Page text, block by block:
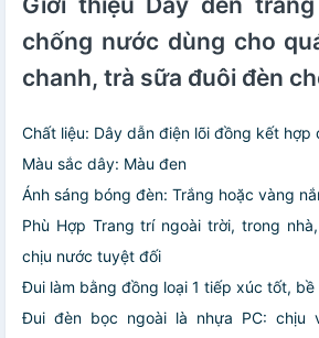
chống nước dùng cho
chanh, trà sữa đuôi đèn
Chất liệu: Dây dẫn điện lõi đồng kết hợp
Màu sắc dây: Màu đen
Ánh sáng bóng đèn: Trắng hoặc vàng
Phù Hợp Trang trí ngoài trời, trong
chịu nước tuyệt đối
Đui làm bằng đồng loại 1 tiếp xúc tốt, bề
Đui đèn bọc ngoài là nhựa PC: chịu